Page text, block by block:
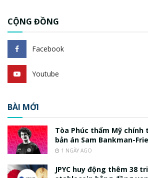
CỘNG ĐỒNG
Facebook
Youtube
BÀI MỚI
Tòa Phúc thẩm Mỹ
bản án Sam Bankman-
1 NGÀY AGO
JPYC huy động thêm 38